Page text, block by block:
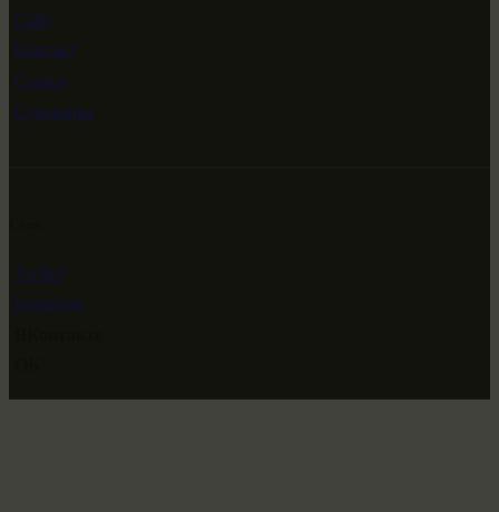
Сайт
Контакт
Статьи
Сувениры
Twitter
Instagram